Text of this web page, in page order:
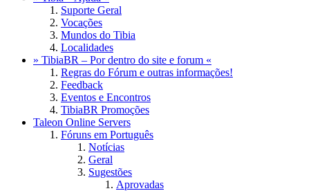
Suporte Geral
Vocações
Mundos do Tibia
Localidades
» TibiaBR – Por dentro do site e forum «
Regras do Fórum e outras informações!
Feedback
Eventos e Encontros
TibiaBR Promoções
Taleon Online Servers
Fóruns em Português
Notícias
Geral
Sugestões
Aprovadas